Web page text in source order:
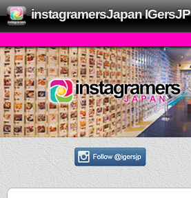
instagramersJapan IGersJP